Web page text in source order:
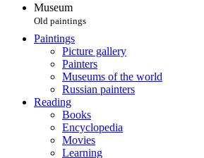
Museum
Old paintings
Paintings
Picture gallery
Painters
Museums of the world
Russian painters
Reading
Books
Encyclopedia
Movies
Learning